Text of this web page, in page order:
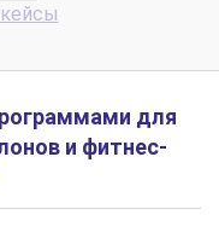
для
и фитнес-